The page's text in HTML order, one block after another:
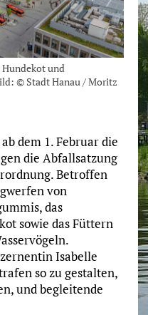
und
© Stadt Hanau / Moritz
dem 1. Februar die
die Abfallsatzung
Betroffen
von
das
sowie das Füttern
Isabelle
so zu gestalten,
und begleitende